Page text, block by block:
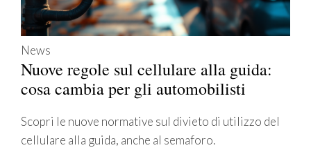
News
Nuove regole sul cellulare alla guida:
cosa cambia per gli automobilisti
Scopri le nuove normative sul divieto di utilizzo del
cellulare alla guida, anche al semaforo.